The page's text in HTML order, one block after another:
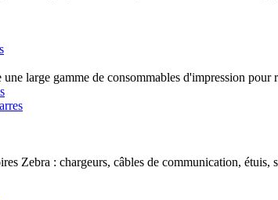
une large gamme de consommables d'impression
Zebra : chargeurs, câbles de communication,